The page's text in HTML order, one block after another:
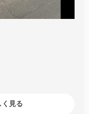
見る